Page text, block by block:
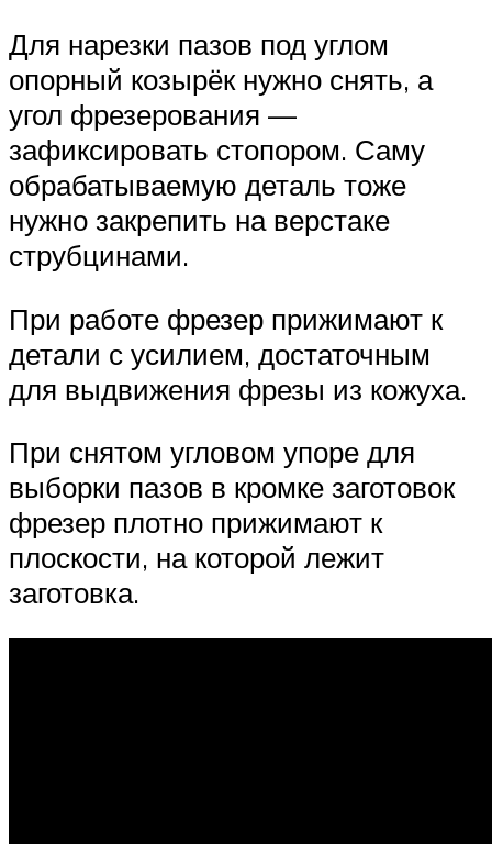
Для нарезки пазов под углом
опорный козырёк нужно снять, а
угол фрезерования —
зафиксировать стопором. Саму
обрабатываемую деталь тоже
нужно закрепить на верстаке
струбцинами.
При работе фрезер прижимают к
детали с усилием, достаточным
для выдвижения фрезы из кожуха.
При снятом угловом упоре для
выборки пазов в кромке заготовок
фрезер плотно прижимают к
плоскости, на которой лежит
заготовка.